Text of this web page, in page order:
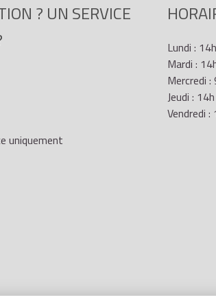
? UN SERVICE
uniquement
Lundi :
Mardi :
Mercredi
Jeudi :
Vendredi